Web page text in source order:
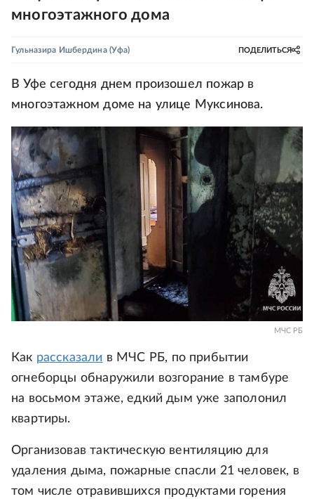
многоэтажного дома
Гульназира Ишбердина(Уфа) ПОДЕЛИТЬСЯ
В Уфе сегодня днем произошел пожар в
многоэтажном доме на улице Муксинова.
МЧС РБ
Как рассказали в МЧС РБ, по прибытии
огнеборцы обнаружили возгорание в тамбуре
на восьмом этаже, едкий дым уже заполонил
квартиры.
Организовав тактическую вентиляцию для
удаления дыма, пожарные спасли 21 человек, в
том числе отравившихся продуктами горения